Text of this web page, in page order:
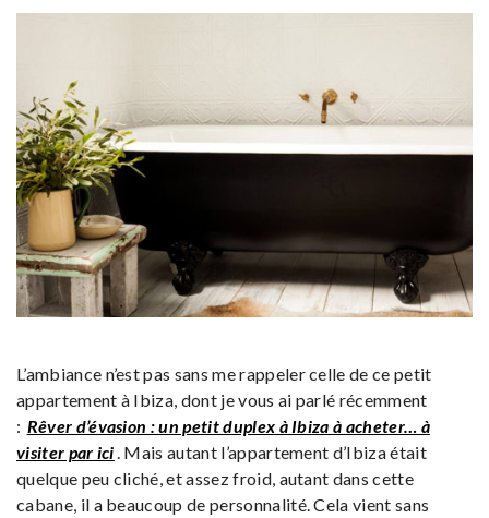
L’ambiance n’est pas sans me rappeler celle de ce petit
appartement à Ibiza, dont je vous ai parlé récemment
: Rêver d’évasion : un petit duplex à Ibiza à acheter… à
visiter par ici. Mais autant l’appartement d’Ibiza était
quelque peu cliché, et assez froid, autant dans cette
cabane, il a beaucoup de personnalité. Cela vient sans